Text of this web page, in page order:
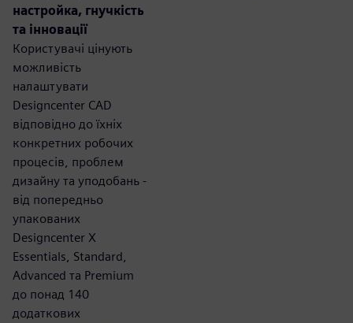
настройка, гнучкість
та інновації
Користувачі цінують
можливість
налаштувати
Designcenter CAD
відповідно до їхніх
конкретних робочих
процесів, проблем
дизайну та уподобань -
від попередньо
упакованих
Designcenter X
Essentials, Standard,
Advanced та Premium
до понад 140
додаткових